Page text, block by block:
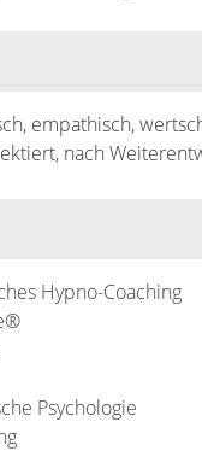
empathisch,
nach
Hypno-Coaching
Psychologie